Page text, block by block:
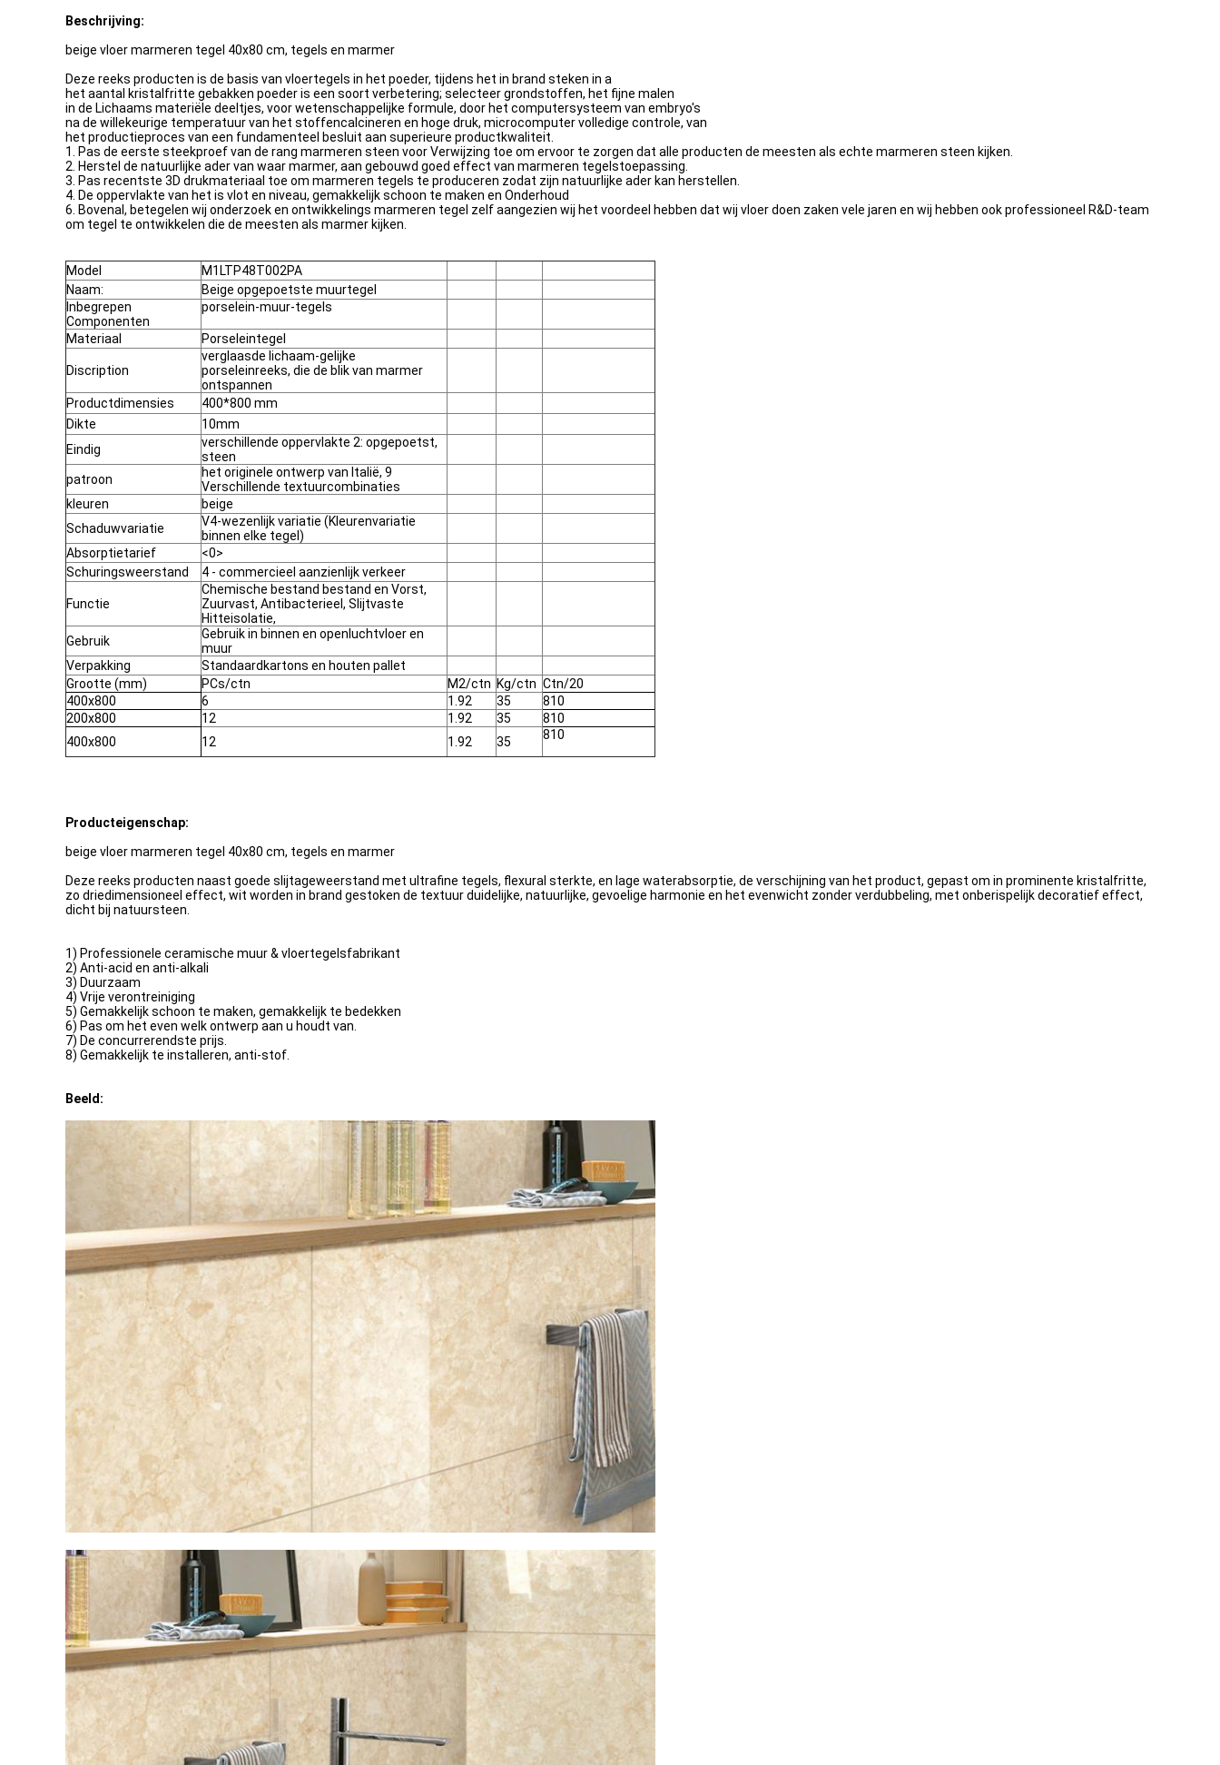
Beschrijving:
beige vloer marmeren tegel 40x80 cm, tegels en marmer
Deze reeks producten is de basis van vloertegels in het poeder, tijdens het in brand steken in a
het aantal kristalfritte gebakken poeder is een soort verbetering; selecteer grondstoffen, het fijne malen
in de Lichaams materiële deeltjes, voor wetenschappelijke formule, door het computersysteem van embryo's
na de willekeurige temperatuur van het stoffencalcineren en hoge druk, microcomputer volledige controle, van
het productieproces van een fundamenteel besluit aan superieure productkwaliteit.
1. Pas de eerste steekproef van de rang marmeren steen voor Verwijzing toe om ervoor te zorgen dat alle producten de meesten als echte marmeren steen kijken.
2. Herstel de natuurlijke ader van waar marmer, aan gebouwd goed effect van marmeren tegelstoepassing.
3. Pas recentste 3D drukmateriaal toe om marmeren tegels te produceren zodat zijn natuurlijke ader kan herstellen.
4. De oppervlakte van het is vlot en niveau, gemakkelijk schoon te maken en Onderhoud
6. Bovenal, betegelen wij onderzoek en ontwikkelings marmeren tegel zelf aangezien wij het voordeel hebben dat wij vloer doen zaken vele jaren en wij hebben ook professioneel R&D-team
om tegel te ontwikkelen die de meesten als marmer kijken.
Model
M1LTP48T002PA
Naam:
Beige opgepoetste muurtegel
Inbegrepen
Componenten
porselein-muur-tegels
Materiaal Porseleintegel
Discription
verglaasde lichaam-gelijke
porseleinreeks, die de blik van marmer
ontspannen
Productdimensies
400*800 mm
Dikte
10mm
Eindig
verschillende oppervlakte 2: opgepoetst,
steen
patroon
het originele ontwerp van Italië, 9
Verschillende textuurcombinaties
kleuren
beige
Schaduwvariatie
V4-wezenlijk variatie (Kleurenvariatie
binnen elke tegel)
Absorptietarief
<0>
Schuringsweerstand
4 - commercieel aanzienlijk verkeer
Functie
Chemische bestand bestand en Vorst,
Zuurvast, Antibacterieel, Slijtvaste
Hitteisolatie,
Gebruik
Gebruik in binnen en openluchtvloer en
muur
Verpakking
Standaardkartons en houten pallet
Grootte (mm)
PCs/ctn M2/ctn Kg/ctn Ctn/20
400x800
6 1.92 35
810
200x800
12 1.92 35
810
400x800
12 1.92 35 810
Producteigenschap:
beige vloer marmeren tegel 40x80 cm, tegels en marmer
Deze reeks producten naast goede slijtageweerstand met ultrafine tegels, flexural sterkte, en lage waterabsorptie, de verschijning van het product, gepast om in prominente kristalfritte,
zo driedimensioneel effect, wit worden in brand gestoken de textuur duidelijke, natuurlijke, gevoelige harmonie en het evenwicht zonder verdubbeling, met onberispelijk decoratief effect,
dicht bij natuursteen.
1) Professionele ceramische muur & vloertegelsfabrikant
2) Anti-acid en anti-alkali
3) Duurzaam
4) Vrije verontreiniging
5) Gemakkelijk schoon te maken, gemakkelijk te bedekken
6) Pas om het even welk ontwerp aan u houdt van.
7) De concurrerendste prijs.
8) Gemakkelijk te installeren, anti-stof.
Beeld: